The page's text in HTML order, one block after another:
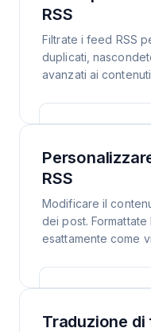
RSS
Filtrate i feed RSS
duplicati,
avanzati ai
RSS
Modificare il
dei post.
esattamente come
Traduzione di